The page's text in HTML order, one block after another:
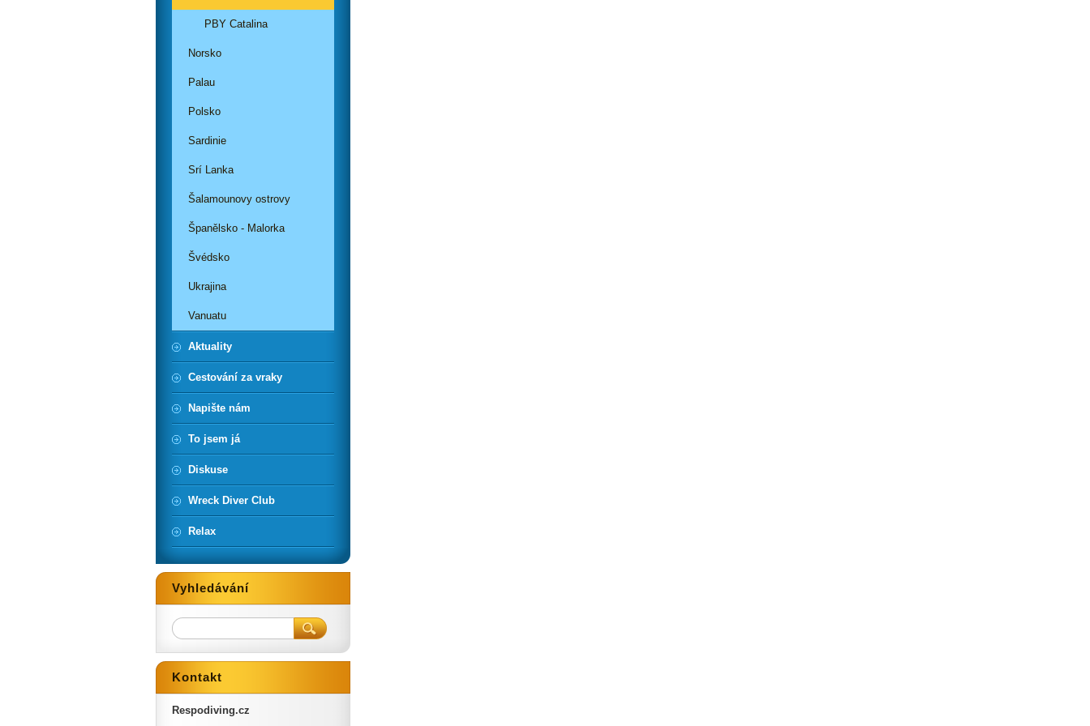
PBY Catalina
Norsko
Palau
Polsko
Sardinie
Srí Lanka
Šalamounovy ostrovy
Španělsko - Malorka
Švédsko
Ukrajina
Vanuatu
Aktuality
Cestování za vraky
Napište nám
To jsem já
Diskuse
Wreck Diver Club
Relax
Vyhledávání
Kontakt
Respodiving.cz